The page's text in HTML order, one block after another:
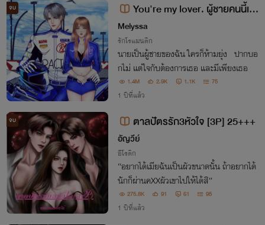
จบ
You're my lover. ผู้ชายคนนี้เป็
นของฉัน
Melyssa
รักโรแมนติก
นายเป็นผู้ชายของฉัน ใครก็ห้ามยุ่ง ปากบอ
กไม่ แต่ใจกับต้องการเธอ และมีเพียงเธอ
1.4M 2.9K 1.1K 75
1 ปีที่แล้ว
จบ ตาลปัตรรัก3หัวใจ [3P] 25+++
อัญวีย์
อีโรติก
“อยากได้เมียฉันเป็นผัวขนาดนั้น ถ้าอยากได้
นักก็ผ่านคXXผัวเขาไปให้ได้สิ”
275.8K 91 61 95
1 ปีที่แล้ว